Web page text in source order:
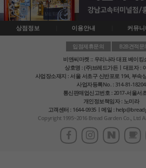
상점정보 이용안내 커뮤
입점제휴문의
B2B견적문
비앤씨마켓 :: 우리나라 대표 베이킹
상호명 : (주)브레드가든ㅣ대표자 :
사업장소재지 : 서울 서초구 신반포로 194, 부속
사업자등록No. : 314-81-18204
통신판매업신고번호 : 2017-서울서
개인정보책임자 : 노미라
고객센터 : 1644-0935ㅣ메일 :
Copyright 1995~2016 Bread Garden Co., Ltd